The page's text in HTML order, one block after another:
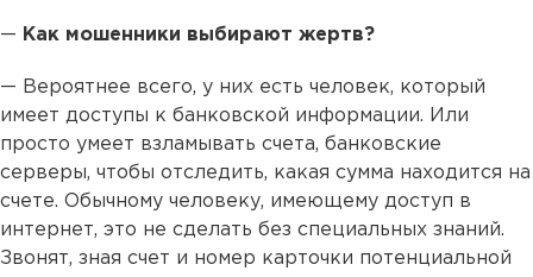
— Как мошенники выбирают жертв?
— Вероятнее всего, у них есть человек, который
имеет доступы к банковской информации. Или
просто умеет взламывать счета, банковские
серверы, чтобы отследить, какая сумма находится на
счете. Обычному человеку, имеющему доступ в
интернет, это не сделать без специальных знаний.
Звонят, зная счет и номер карточки потенциальной